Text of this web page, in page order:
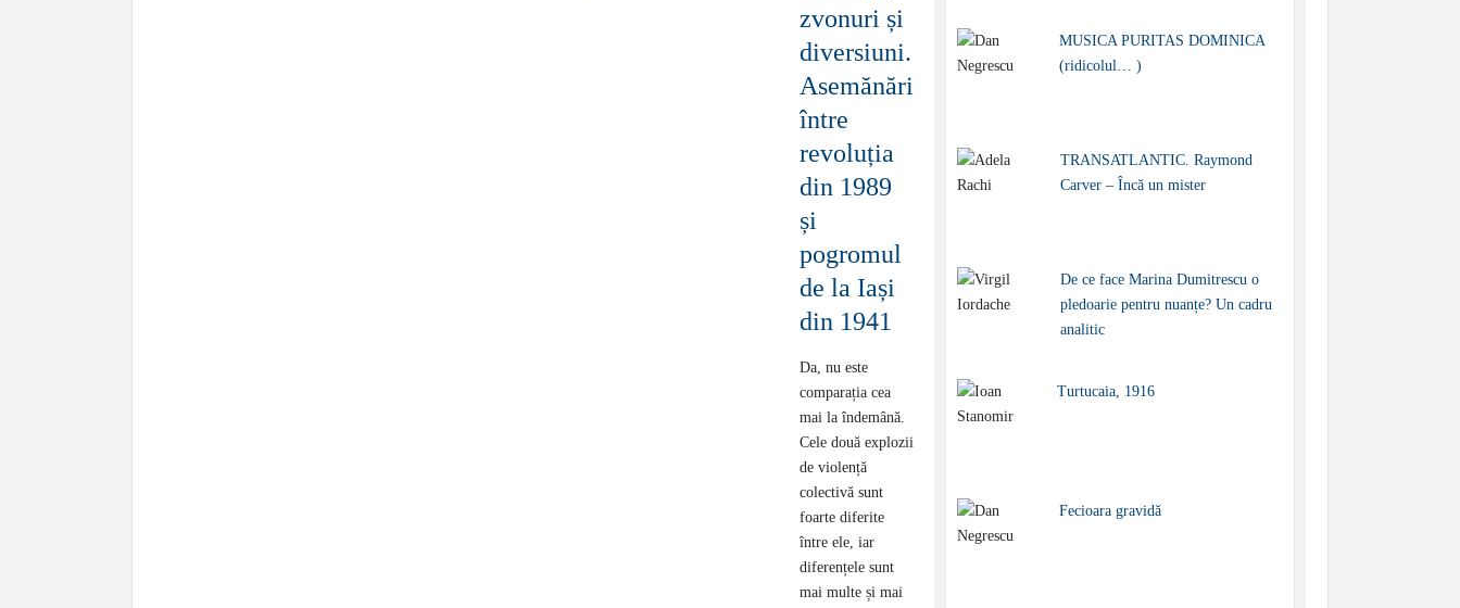
zvonuri și
diversiuni.
Asemănări
între
revoluția
din 1989
și
pogromul
de la Iași
din 1941
Da, nu este
comparația cea
mai la îndemână.
Cele două explozii
de violență
colectivă sunt
foarte diferite
între ele, iar
diferențele sunt
mai multe și mai
MUSICA PURITAS DOMINICA
(ridicolul… )
TRANSATLANTIC. Raymond
Carver – Încă un mister
De ce face Marina Dumitrescu o
pledoarie pentru nuanțe? Un cadru
analitic
Turtucaia, 1916
Fecioara gravidă